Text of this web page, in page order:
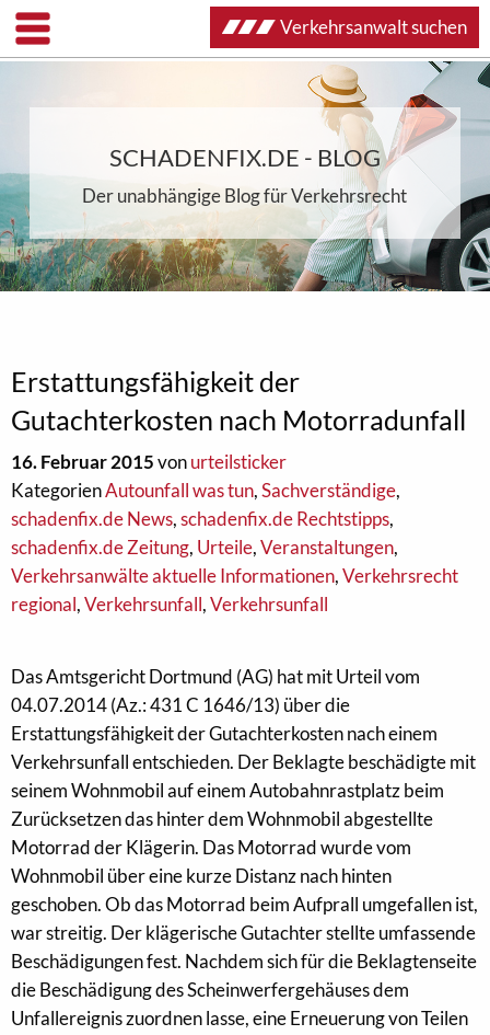
SCHADENFIX.DE - BLOG
Der unabhängige Blog für Verkehrsrecht
Erstattungsfähigkeit der
Gutachterkosten nach Motorradunfall
16. Februar 2015vonurteilsticker
KategorienAutounfall was tun,Sachverständige,
schadenfix.de News,schadenfix.de Rechtstipps,
schadenfix.de Zeitung, Urteile,Veranstaltungen,
Verkehrsanwälte aktuelle Informationen,Verkehrsrecht
regional,Verkehrsunfall,Verkehrsunfall
Das Amtsgericht Dortmund (AG) hat mit Urteil vom
04.07.2014 (Az.: 431 C 1646/13) über die
Erstattungsfähigkeit der Gutachterkosten nach einem
Verkehrsunfall entschieden. Der Beklagte beschädigte mit
seinem Wohnmobil auf einem Autobahnrastplatz beim
Zurücksetzen das hinter dem Wohnmobil abgestellte
Motorrad der Klägerin. Das Motorrad wurde vom
Wohnmobil über eine kurze Distanz nach hinten
geschoben. Ob das Motorrad beim Aufprall umgefallen ist,
war streitig. Der klägerische Gutachter stellte umfassende
Beschädigungen fest. Nachdem sich für die Beklagtenseite
die Beschädigung des Scheinwerfergehäuses dem
Unfallereignis zuordnen lasse, eine Erneuerung von Teilen
Verkehrsanwalt suchen